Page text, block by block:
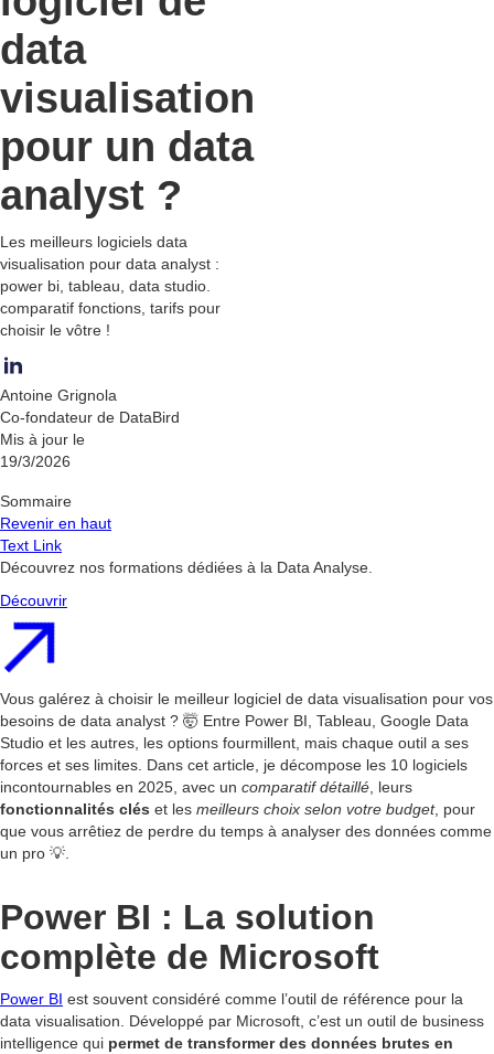
data
visualisation
pour un data
analyst ?
Les meilleurs logiciels data
visualisation pour data analyst :
power bi, tableau, data studio.
comparatif fonctions, tarifs pour
choisir le vôtre !
Antoine Grignola
Co-fondateur de DataBird
Mis à jour le
19/3/2026
Sommaire
Revenir en haut
Text Link
Découvrez nos formations dédiées à la Data Analyse.
Découvrir
Vous galérez à choisir le meilleur logiciel de data visualisation pour vos
besoins de data analyst ? 🤯 Entre Power BI, Tableau, Google Data
Studio et les autres, les options fourmillent, mais chaque outil a ses
forces et ses limites. Dans cet article, je décompose les 10 logiciels
incontournables en 2025, avec un comparatif détaillé , leurs
fonctionnalités clés et les meilleurs choix selon votre budget, pour
que vous arrêtiez de perdre du temps à analyser des données comme
un pro 💡.
Power BI : La solution
complète de Microsoft
Power BI est souvent considéré comme l’outil de référence pour la
data visualisation. Développé par Microsoft, c’est un outil de business
intelligence qui permet de transformer des données brutes en